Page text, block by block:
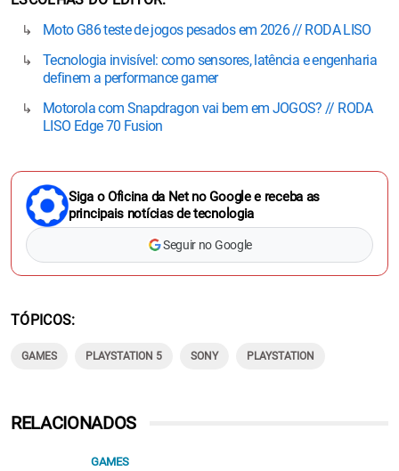
Moto G86 teste de jogos pesados em 2026 // RODA LISO
Tecnologia invisível: como sensores, latência e engenharia
definem a performance gamer
Motorola com Snapdragon vai bem em JOGOS? // RODA
LISO Edge 70 Fusion
Siga o Oficina da Net no Google e receba as
principais notícias de tecnologia
Seguir no Google
TÓPICOS
GAMES PLAYSTATION 5 SONY PLAYSTATION
RELACIONADOS
GAMES